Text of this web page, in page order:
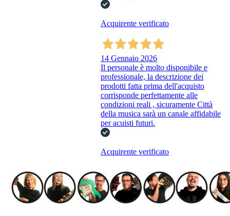
Acquirente verificato
14 Gennaio 2026
Il personale è molto disponibile e
professionale, la descrizione dei
prodotti fatta prima dell'acquisto
corrisponde perfettamente alle
condizioni reali , sicuramente Città
della musica sarà un canale affidabile
per acuisti futuri.
Acquirente verificato